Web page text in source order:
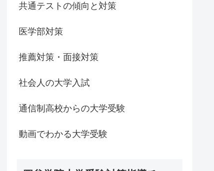
共通テストの傾向と対策
医学部対策
推薦対策・面接対策
社会人の大学入試
通信制高校からの大学受験
動画でわかる大学受験